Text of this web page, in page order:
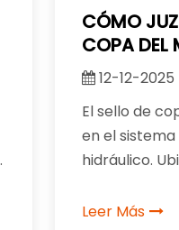
CÓMO
COPA DEL
ESTÁ
PRÁCTICAS
12-12-2025
El sello de
en el
hidráulico.
delantero del
Leer Más